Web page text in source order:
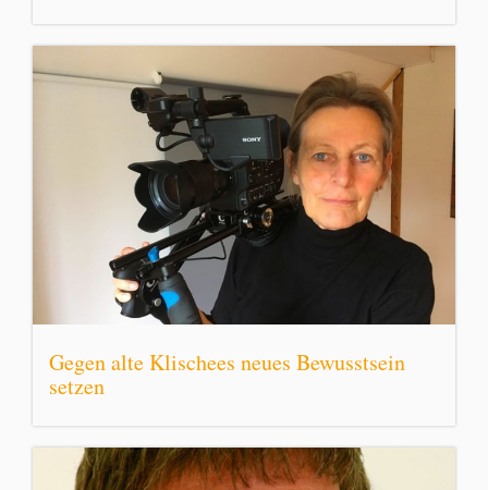
Gegen alte Klischees neues Bewusstsein
setzen